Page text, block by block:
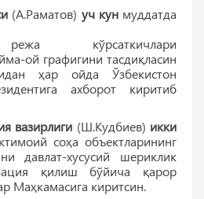
(А.Раматов) уч кунмуддатда
кўрсаткичлари
ой графигини тасдиқласин
ҳар ойда Ўзбекистон
ахборот киритиб
вазирлиги (Ш.Кудбиев) икки
соҳа объектларининг
давлат-хусусий шериклик
қилиш бўйича қарор
Маҳкамасига киритсин.